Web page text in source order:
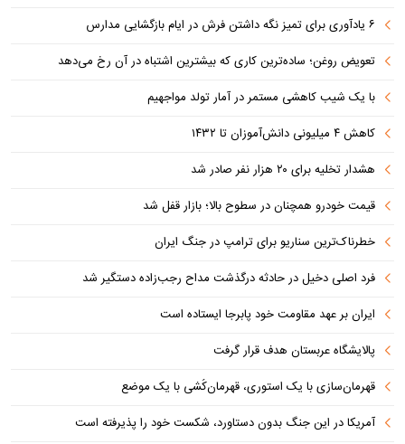
۶ یادآوری برای تمیز نگه داشتن فرش در ایام بازگشایی مدارس
تعویض روغن؛ ساده‌ترین کاری که بیشترین اشتباه در آن رخ می‌دهد
با یک شیب کاهشی مستمر در آمار تولد مواجهیم
کاهش ۴ میلیونی دانش‌آموزان تا ۱۴۳۲
هشدار تخلیه برای ۲۰ هزار نفر صادر شد
قیمت خودرو همچنان در سطوح بالا؛ بازار قفل شد
خطرناک‌ترین سناریو برای ترامپ در جنگ ایران
فرد اصلی دخیل در حادثه درگذشت مداح رجب‌زاده دستگیر شد
ایران بر عهد مقاومت خود پابرجا ایستاده است
پالایشگاه عربستان هدف قرار گرفت
قهرمان‌سازی با یک استوری، قهرمان‌کُشی با یک موضع
آمریکا در این جنگ بدون دستاورد، شکست خود را پذیرفته است